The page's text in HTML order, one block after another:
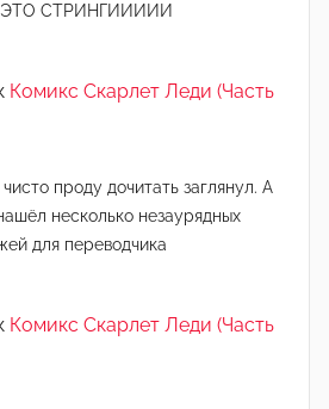
ЭТО СТРИНГИИИИИ
Комикс Скарлет Леди (Часть
проду дочитать заглянул. А
несколько незаурядных
для переводчика
Комикс Скарлет Леди (Часть